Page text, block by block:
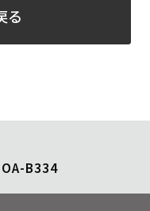
る
B334